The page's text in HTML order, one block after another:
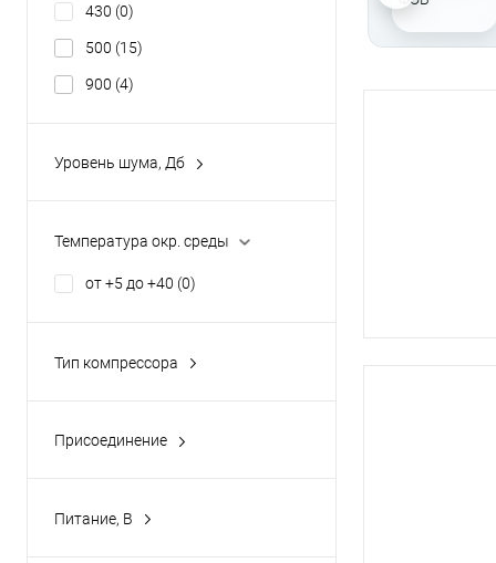
11000-22000
Показать ещё 91
430 (0)
500 (15)
900 (4)
Уровень шума, Дб
72 (6)
Показать ещё 4
Температура окр. среды
от +5 до +40 (0)
Тип компрессора
Присоединение
Питание, В